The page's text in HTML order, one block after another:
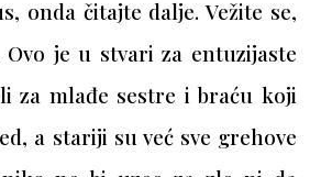
onda čitajte dalje. Vežite se,
Ovo je u stvari za entuzijaste
za mlađe sestre i braću koji
a stariji su već sve grehove